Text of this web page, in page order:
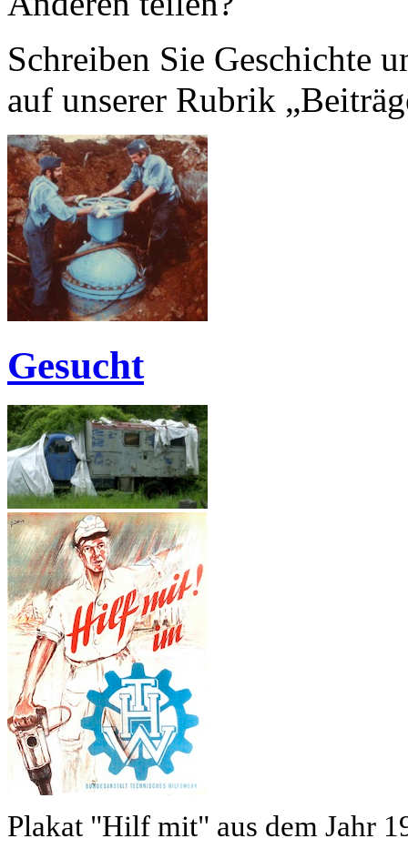
Schreiben Sie Geschichte
auf unserer Rubrik
Gesucht
Plakat "Hilf mit" aus dem Jahr